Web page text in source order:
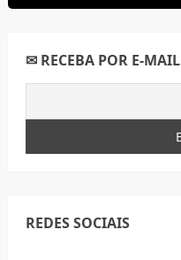
✉ RECEBA POR E-MAIL
REDES SOCIAIS